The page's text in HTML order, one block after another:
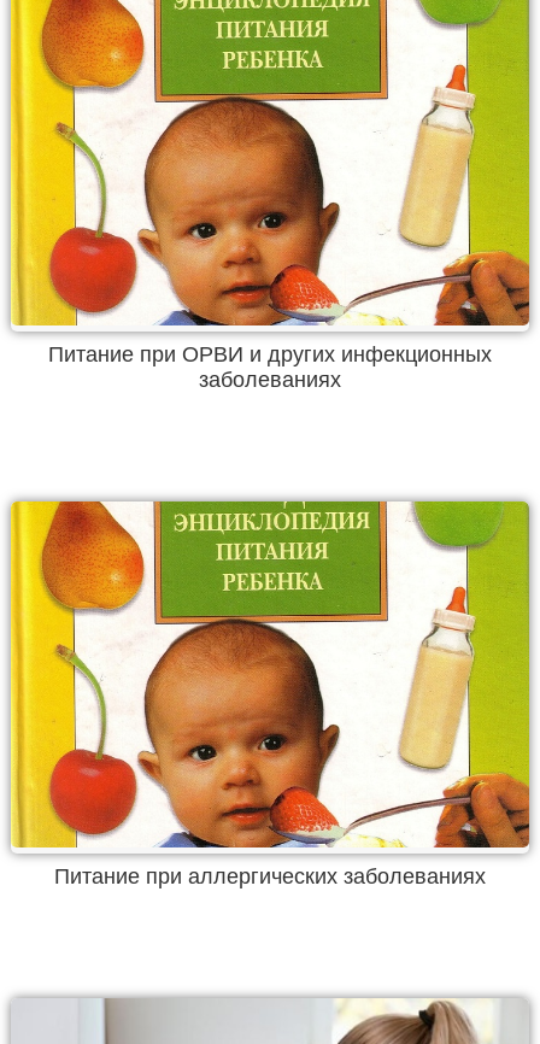
Питание при ОРВИ и других инфекционных
заболеваниях
Питание при аллергических заболеваниях